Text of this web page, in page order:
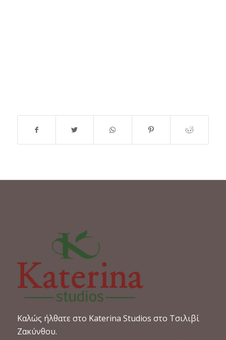
Καλώς ήλθατε στο Katerina Studios στο Τσιλιβί
Ζακύνθου.